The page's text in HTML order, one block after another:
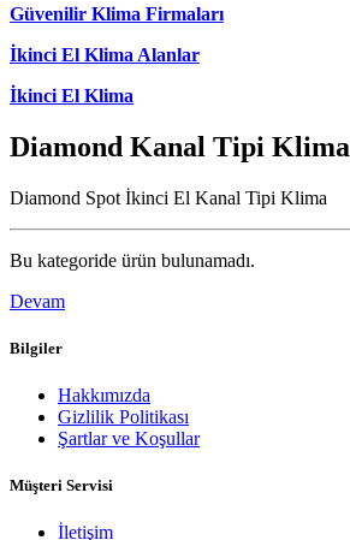
Güvenilir Klima Firmaları
İkinci El Klima Alanlar
İkinci El Klima
Diamond Kanal Tipi Klima
Diamond Spot İkinci El Kanal Tipi Klima
Bu kategoride ürün bulunamadı.
Devam
Bilgiler
Hakkımızda
Gizlilik Politikası
Şartlar ve Koşullar
Müşteri Servisi
İletişim